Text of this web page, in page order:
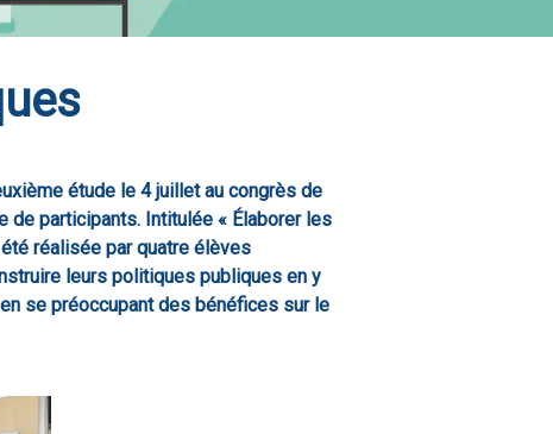
étude le 4 juillet au congrès de
de participants. Intitulée « Élaborer les
réalisée par quatre élèves
leurs politiques publiques en y
se préoccupant des bénéfices sur le